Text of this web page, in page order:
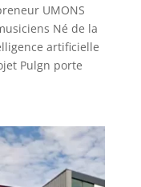
UMONS
Né de la
artificielle
Pulgn porte